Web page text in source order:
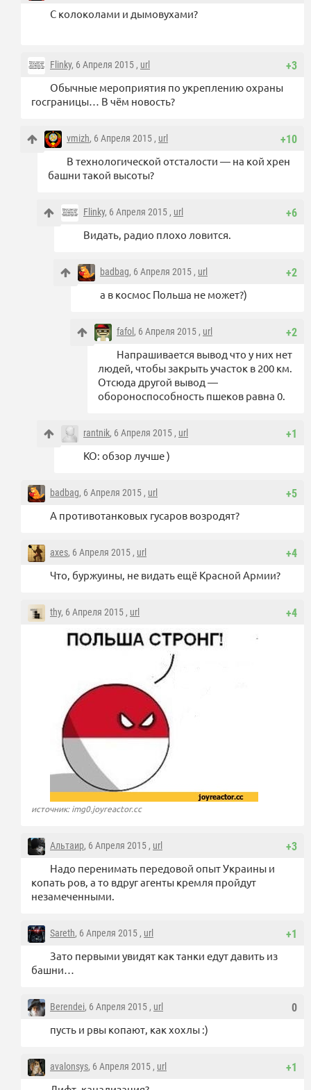
С колоколами и дымовухами?
+3
Flinky, 6 Апреля 2015 , url
Обычные мероприятия по укреплению охраны
госграницы… В чём новость?
+10
vmizh, 6 Апреля 2015 , url
В технологической отсталости — на кой хрен
башни такой высоты?
+6
Flinky, 6 Апреля 2015 , url
Видать, радио плохо ловится.
+2
badbag, 6 Апреля 2015 , url
а в космос Польша не может?)
+2
fafol , 6 Апреля 2015 , url
Напрашивается вывод что у них нет
людей, чтобы закрыть участок в 200 км.
Отсюда другой вывод —
обороноспособность пшеков равна 0.
+1
rantnik, 6 Апреля 2015 , url
КО: обзор лучше )
+5
badbag, 6 Апреля 2015 , url
А противотанковых гусаров возродят?
+4
axes, 6 Апреля 2015 , url
Что, буржуины, не видать ещё Красной Армии?
+4
thy, 6 Апреля 2015 , url
источник: img0.joyreactor.cc
+3
Альтаир, 6 Апреля 2015 , url
Надо перенимать передовой опыт Украины и
копать ров, а то вдруг агенты кремля пройдут
незамеченными.
+1
Sareth, 6 Апреля 2015 , url
Зато первыми увидят как танки едут давить из
башни…
0
Berendei, 6 Апреля 2015 , url
пусть и рвы копают, как хохлы :)
+1
avalonsys, 6 Апреля 2015 , url